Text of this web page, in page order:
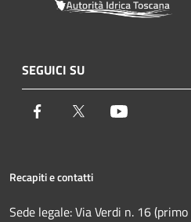
SEGUICI SU
Facebook Twitter
Recapiti e contatti
Sede legale: Via Verdi n. 16